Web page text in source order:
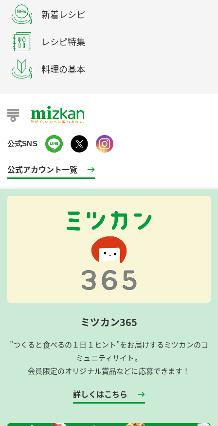
新着レシピ
レシピ特集
料理の基本
公式SNS
公式アカウント一覧
ミツカン365
”つくると食べるの１日１ヒント”をお届けするミツカンのコ
ミュニティサイト。
会員限定のオリジナル賞品などに応募できます！
詳しくはこちら